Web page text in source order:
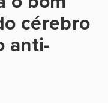
cérebro
anti-